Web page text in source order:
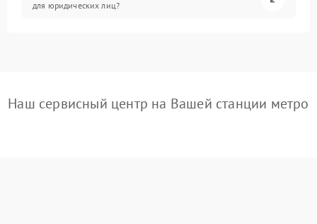
для юридических лиц?
Наш сервисный центр на Вашей станции метро